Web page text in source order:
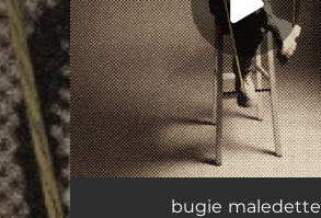
bugie maledettebugie maledette